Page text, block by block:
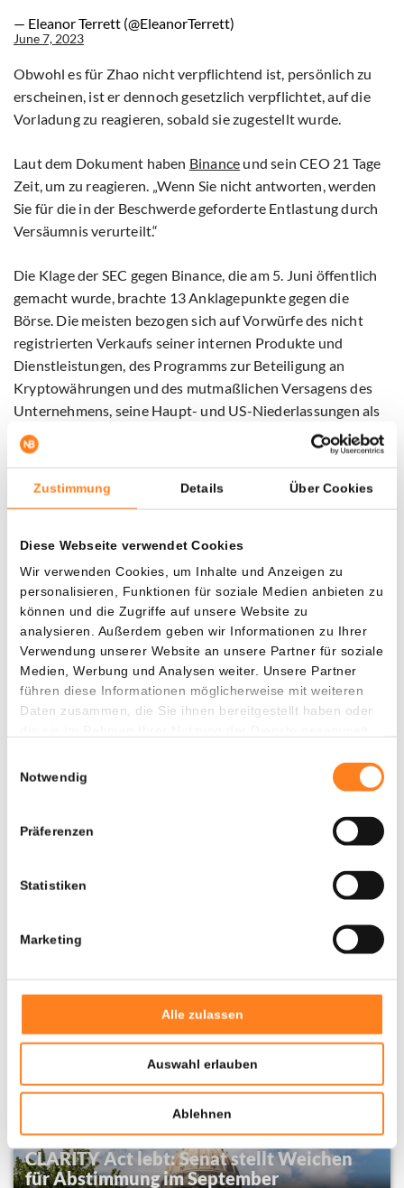
Zustimmung Details Über Cookies
Diese Webseite verwendet Cookies
Wir verwenden Cookies, um Inhalte und Anzeigen zu
personalisieren, Funktionen für soziale Medien anbieten zu
können und die Zugriffe auf unsere Website zu
analysieren. Außerdem geben wir Informationen zu Ihrer
Verwendung unserer Website an unsere Partner für soziale
Medien, Werbung und Analysen weiter. Unsere Partner
führen diese Informationen möglicherweise mit weiteren
Daten zusammen, die Sie ihnen bereitgestellt haben oder
Notwendig
Präferenzen
Statistiken
Marketing
Alle zulassen
Auswahl erlauben
Ablehnen
— Eleanor Terrett (@EleanorTerrett)
June 7, 2023
Obwohl es für Zhao nicht verpflichtend ist, persönlich zu
erscheinen, ist er dennoch gesetzlich verpflichtet, auf die
Vorladung zu reagieren, sobald sie zugestellt wurde.
Laut dem Dokument haben Binance und sein CEO 21 Tage
Zeit, um zu reagieren. „Wenn Sie nicht antworten, werden
Sie für die in der Beschwerde geforderte Entlastung durch
Versäumnis verurteilt.“
Die Klage der SEC gegen Binance, die am 5. Juni öffentlich
gemacht wurde, brachte 13 Anklagepunkte gegen die
Börse. Die meisten bezogen sich auf Vorwürfe des nicht
registrierten Verkaufs seiner internen Produkte und
Dienstleistungen, des Programms zur Beteiligung an
Kryptowährungen und des mutmaßlichen Versagens des
Unternehmens, seine Haupt- und US-Niederlassungen als
Börsen zu registrieren.
Binance bestreitet die Vorwürfe der SEC. In einer Erklärung,
die als Antwort auf die SEC-Aktion gegeben wurde, sagte
darauf hin, dass das Geschäftsmodell nicht mit früheren
Misserfolgen von Börsen, wie dem Zusammenbruch der
FTX, vergleichbar war.
Binance bestreitet, jemals „Verbrauchergelder“ oder
„Pfanddarlehen“ umgeleitet zu haben. Das Unternehmen
behauptet auch, nie „große Spenden“ an politische
Kandidaten gemacht oder „große Sponsoring“ an
0
Regulierung News
CLARITY Act lebt: Senat stellt Weichen
für Abstimmung im September